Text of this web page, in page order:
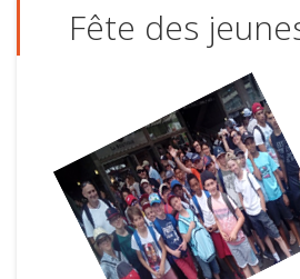
Fête des